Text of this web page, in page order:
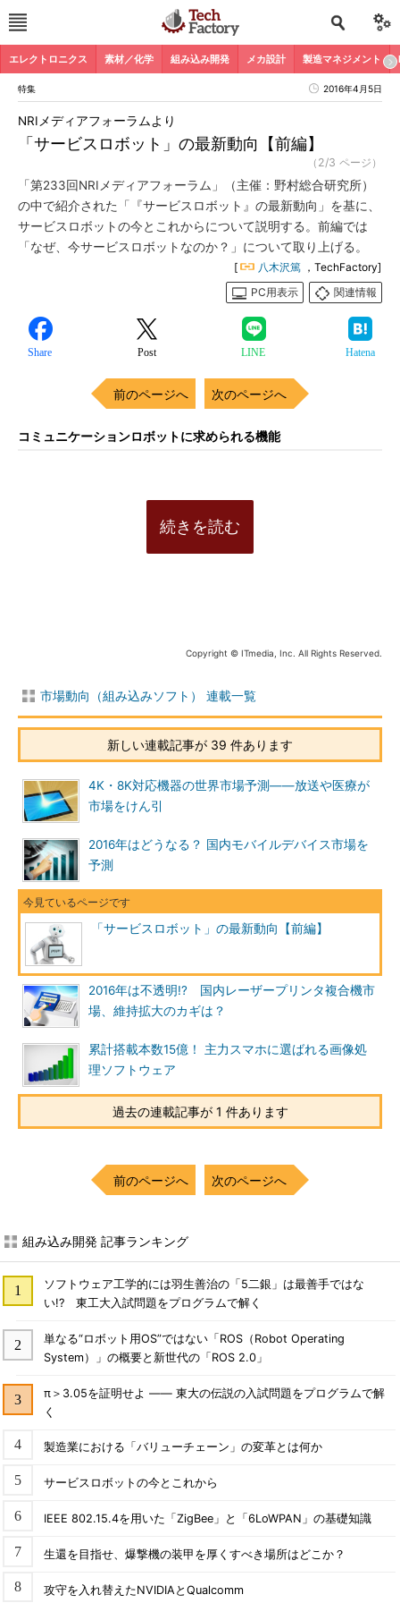
エレクトロニクス 素材／化学 組み込み開発 メカ設計 製造マネジメント
特集 2016年4月5日
「サービスロボット」の最新動向【前編】
NRIメディアフォーラムより
（2/3 ページ）
「第233回NRIメディアフォーラム」（主催：野村総合研究所）
の中で紹介された「『サービスロボット』の最新動向」を基に、
サービスロボットの今とこれからについて説明する。前編では
「なぜ、今サービスロボットなのか？」について取り上げる。
[ 八木沢篤 ，TechFactory]
PC用表示
関連情報
Share Post LINE Hatena
前のページへ 次のページへ
コミュニケーションロボットに求められる機能
続きを読む
Copyright © ITmedia, Inc. All Rights Reserved.
市場動向（組み込みソフト） 連載一覧
新しい連載記事が 39 件あります
4K・8K対応機器の世界市場予測――放送や医療が
市場をけん引
2016年はどうなる？ 国内モバイルデバイス市場を
予測
「サービスロボット」の最新動向【前編】
2016年は不透明!? 国内レーザープリンタ複合機市
場、維持拡大のカギは？
累計搭載本数15億！ 主力スマホに選ばれる画像処
理ソフトウェア
過去の連載記事が 1 件あります
前のページへ 次のページへ
組み込み開発 記事ランキング
ソフトウェア工学的には羽生善治の「5二銀」は最善手ではな
い!? 東工大入試問題をプログラムで解く
単なる“ロボット用OS”ではない「ROS（Robot Operating
System）」の概要と新世代の「ROS 2.0」
π＞3.05を証明せよ ―― 東大の伝説の入試問題をプログラムで解
く
製造業における「バリューチェーン」の変革とは何か
サービスロボットの今とこれから
IEEE 802.15.4を用いた「ZigBee」と「6LoWPAN」の基礎知識
生還を目指せ、爆撃機の装甲を厚くすべき場所はどこか？
攻守を入れ替えたNVIDIAとQualcomm